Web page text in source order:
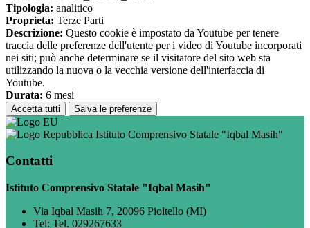
Tipologia: analitico
Proprieta: Terze Parti
Descrizione: Questo cookie è impostato da Youtube per tenere
traccia delle preferenze dell'utente per i video di Youtube incorporati
nei siti; può anche determinare se il visitatore del sito web sta
utilizzando la nuova o la vecchia versione dell'interfaccia di
Youtube.
Durata: 6 mesi
Accetta tutti Salva le preferenze
Istituto Comprensivo Statale "Iqbal Masih"
Contatti
Istituto Comprensivo Statale "Iqbal Masih"
Via Iqbal Masih 7, 20096 Pioltello (MI)
Tel: Tel. 029267633